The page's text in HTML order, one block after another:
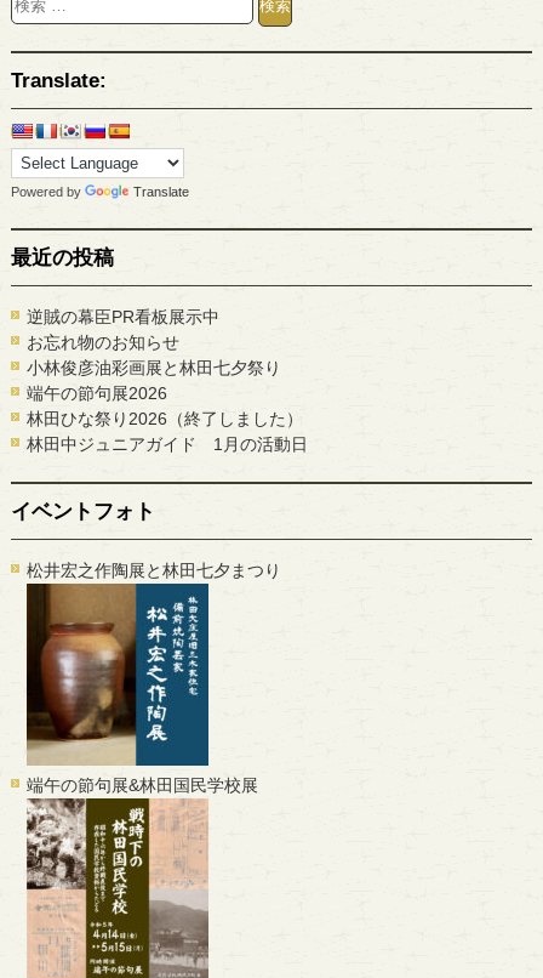
Translate:
Powered by Translate
最近の投稿
逆賊の幕臣PR看板展示中
お忘れ物のお知らせ
小林俊彦油彩画展と林田七夕祭り
端午の節句展2026
林田ひな祭り2026（終了しました）
林田中ジュニアガイド 1月の活動日
イベントフォト
松井宏之作陶展と林田七夕まつり
端午の節句展&林田国民学校展